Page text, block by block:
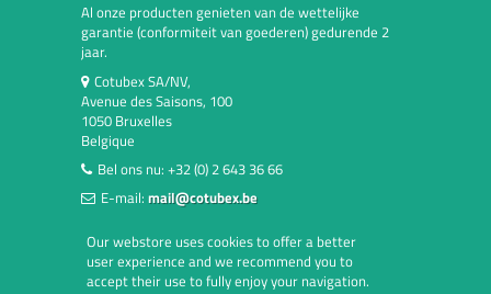
Al onze producten genieten van de wettelijke
garantie (conformiteit van goederen) gedurende 2
jaar.
Cotubex SA/NV,
Avenue des Saisons, 100
1050 Bruxelles
Belgique
Bel ons nu: +32 (0) 2 643 36 66
E-mail: mail@cotubex.be
Our webstore uses cookies to offer a better
user experience and we recommend you to
accept their use to fully enjoy your navigation.